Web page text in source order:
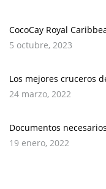
CocoCay Royal
5 octubre, 2023
Los mejores cruceros
24 marzo, 2022
Documentos
19 enero, 2022